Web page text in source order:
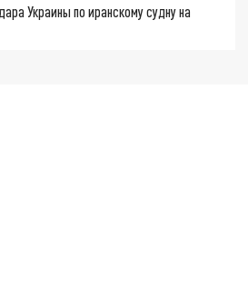
Украины по иранскому судну на